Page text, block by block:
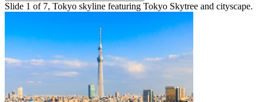
Slide 1 of 7, Tokyo skyline featuring Tokyo Skytree and cityscape.